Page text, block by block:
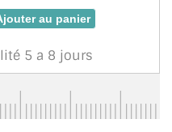
5 a 8 jours